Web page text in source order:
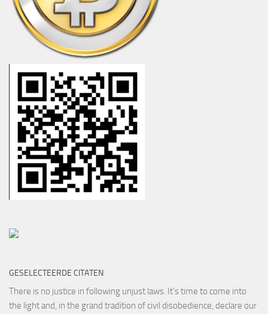
GESELECTEERDE CITATEN
There is no justice in following unjust laws. It’s time to come into
the light and, in the grand tradition of civil disobedience, declare our